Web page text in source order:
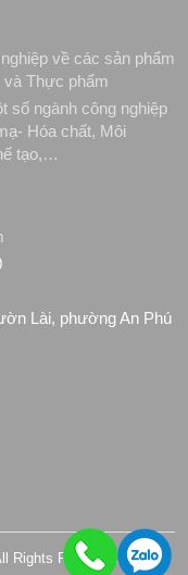
về các sản phẩm
Thực phẩm
số ngành công nghiệp
Hóa chất, Môi
tạo,…
Lài, phường An Phú
Rights Reserved. Thiết